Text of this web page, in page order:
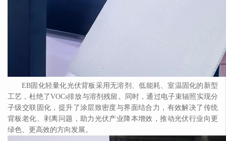
EB固化轻量化光伏背板采用无溶剂、低能耗、室温固化的新型
工艺，杜绝了VOCs排放与溶剂残留。同时，通过电子束辐照实现分
子级交联固化，提升了涂层致密度与界面结合力，有效解决了传统
背板老化、剥离问题，助力光伏产业降本增效，推动光伏行业向更
绿色、更高效的方向发展。